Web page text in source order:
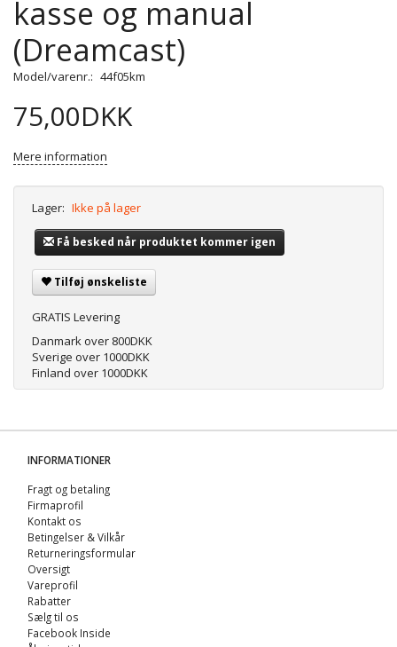
kasse og manual
(Dreamcast)
Model/varenr.: 44f05km
75,00DKK
Mere information
Lager: Ikke på lager
Få besked når produktet kommer igen
Tilføj ønskeliste
GRATIS Levering
Danmark over 800DKK
Sverige over 1000DKK
Finland over 1000DKK
INFORMATIONER
Fragt og betaling
Firmaprofil
Kontakt os
Betingelser & Vilkår
Returneringsformular
Oversigt
Vareprofil
Rabatter
Sælg til os
Facebook Inside